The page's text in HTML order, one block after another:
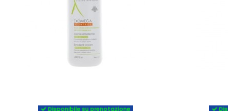
Disponibile su prenotazione